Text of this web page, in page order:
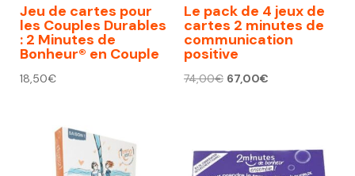
Jeu de cartes pour
les Couples Durables
: 2 Minutes de
Bonheur® en Couple
18,50€
Le pack de 4 jeux de
cartes 2 minutes de
communication
positive
74,00€ Le
74,00€.
67,00€Le
67,00€.